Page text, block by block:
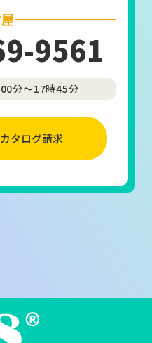
9561
分～17時45分
タログ請求